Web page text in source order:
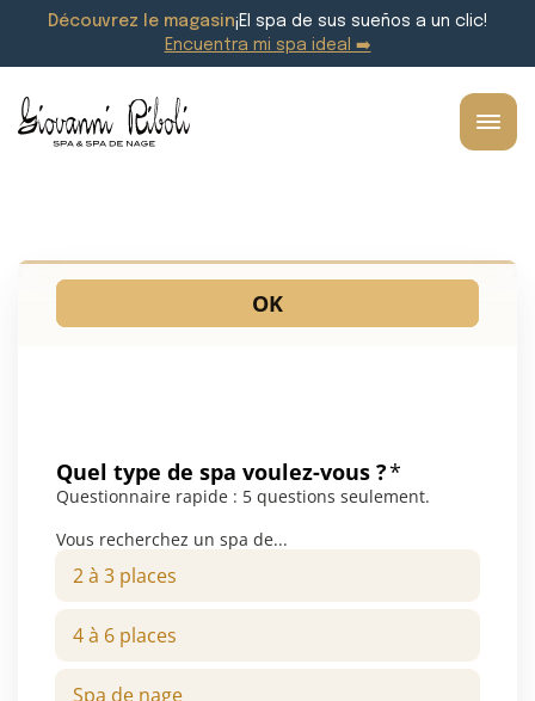
Découvrez le magasin¡El spa de sus sueños a un clic!
Encuentra mi spa ideal ➡️